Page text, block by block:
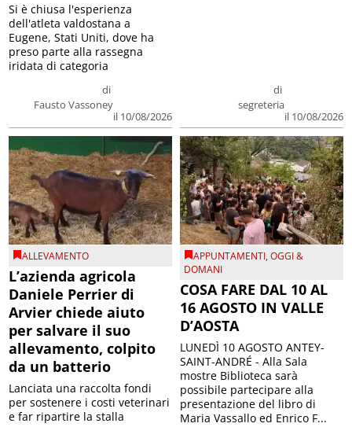
di
Fausto Vassoney
il 10/08/2026
Si è chiusa l'esperienza
dell'atleta valdostana a
Eugene, Stati Uniti, dove ha
preso parte alla rassegna
iridata di categoria
di
segreteria
il 10/08/2026
ALLEVAMENTO
L’azienda agricola
Daniele Perrier di
Arvier chiede aiuto
per salvare il suo
allevamento, colpito
da un batterio
Lanciata una raccolta fondi
per sostenere i costi veterinari
e far ripartire la stalla
APPUNTAMENTI,OGGI &
DOMANI
COSA FARE DAL 10 AL
16 AGOSTO IN VALLE
D’AOSTA
LUNEDÌ 10 AGOSTO ANTEY-
SAINT-ANDRÉ - Alla Sala
mostre Biblioteca sarà
possibile partecipare alla
presentazione del libro di
Maria Vassallo ed Enrico F...